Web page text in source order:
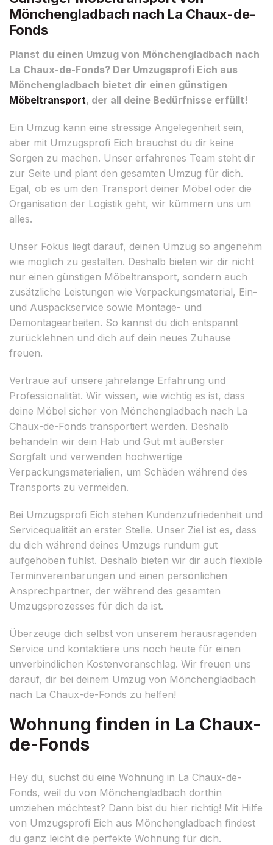
Mönchengladbach nach La Chaux-de-
Fonds
Planst du einen Umzug von Mönchengladbach nach
La Chaux-de-Fonds? Der Umzugsprofi Eich aus
Mönchengladbach bietet dir einen günstigen
Möbeltransport, der all deine Bedürfnisse erfüllt!
Ein Umzug kann eine stressige Angelegenheit sein,
aber mit Umzugsprofi Eich brauchst du dir keine
Sorgen zu machen. Unser erfahrenes Team steht dir
zur Seite und plant den gesamten Umzug für dich.
Egal, ob es um den Transport deiner Möbel oder die
Organisation der Logistik geht, wir kümmern uns um
alles.
Unser Fokus liegt darauf, deinen Umzug so angenehm
wie möglich zu gestalten. Deshalb bieten wir dir nicht
nur einen günstigen Möbeltransport, sondern auch
zusätzliche Leistungen wie Verpackungsmaterial, Ein-
und Auspackservice sowie Montage- und
Demontagearbeiten. So kannst du dich entspannt
zurücklehnen und dich auf dein neues Zuhause
freuen.
Vertraue auf unsere jahrelange Erfahrung und
Professionalität. Wir wissen, wie wichtig es ist, dass
deine Möbel sicher von Mönchengladbach nach La
Chaux-de-Fonds transportiert werden. Deshalb
behandeln wir dein Hab und Gut mit äußerster
Sorgfalt und verwenden hochwertige
Verpackungsmaterialien, um Schäden während des
Transports zu vermeiden.
Bei Umzugsprofi Eich stehen Kundenzufriedenheit und
Servicequalität an erster Stelle. Unser Ziel ist es, dass
du dich während deines Umzugs rundum gut
aufgehoben fühlst. Deshalb bieten wir dir auch flexible
Terminvereinbarungen und einen persönlichen
Ansprechpartner, der während des gesamten
Umzugsprozesses für dich da ist.
Überzeuge dich selbst von unserem herausragenden
Service und kontaktiere uns noch heute für einen
unverbindlichen Kostenvoranschlag. Wir freuen uns
darauf, dir bei deinem Umzug von Mönchengladbach
nach La Chaux-de-Fonds zu helfen!
Wohnung finden in La Chaux-
de-Fonds
Hey du, suchst du eine Wohnung in La Chaux-de-
Fonds, weil du von Mönchengladbach dorthin
umziehen möchtest? Dann bist du hier richtig! Mit Hilfe
von Umzugsprofi Eich aus Mönchengladbach findest
du ganz leicht die perfekte Wohnung für dich.